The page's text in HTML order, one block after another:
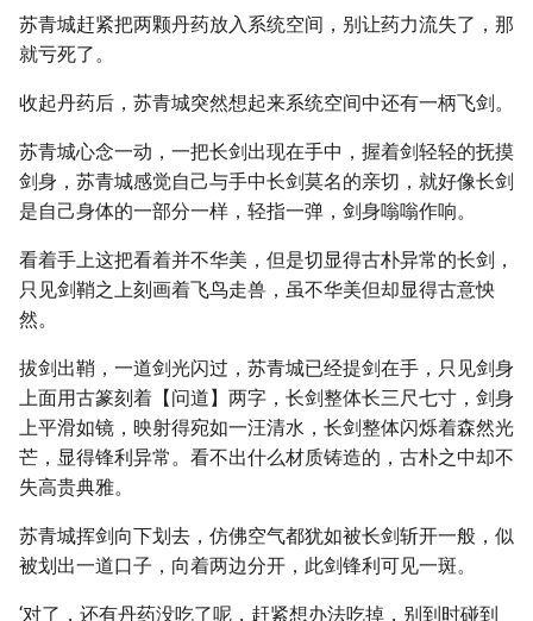
苏青城赶紧把两颗丹药放入系统空间，别让药力流失了，那
就亏死了。
收起丹药后，苏青城突然想起来系统空间中还有一柄飞剑。
苏青城心念一动，一把长剑出现在手中，握着剑轻轻的抚摸
剑身，苏青城感觉自己与手中长剑莫名的亲切，就好像长剑
是自己身体的一部分一样，轻指一弹，剑身嗡嗡作响。
看着手上这把看着并不华美，但是切显得古朴异常的长剑，
只见剑鞘之上刻画着飞鸟走兽，虽不华美但却显得古意怏
然。
拔剑出鞘，一道剑光闪过，苏青城已经提剑在手，只见剑身
上面用古篆刻着【问道】两字，长剑整体长三尺七寸，剑身
上平滑如镜，映射得宛如一汪清水，长剑整体闪烁着森然光
芒，显得锋利异常。看不出什么材质铸造的，古朴之中却不
失高贵典雅。
苏青城挥剑向下划去，仿佛空气都犹如被长剑斩开一般，似
被划出一道口子，向着两边分开，此剑锋利可见一斑。
‘对了，还有丹药没吃了呢，赶紧想办法吃掉，别到时碰到